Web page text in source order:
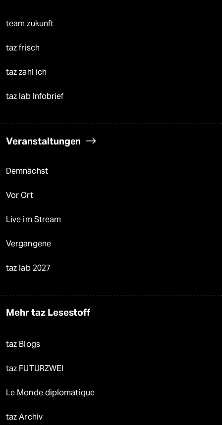
team zukunft
taz frisch
taz zahl ich
taz lab Infobrief
Veranstaltungen
Demnächst
Vor Ort
Live im Stream
Vergangene
taz lab 2027
Mehr taz Lesestoff
taz Blogs
taz FUTURZWEI
Le Monde diplomatique
taz Archiv